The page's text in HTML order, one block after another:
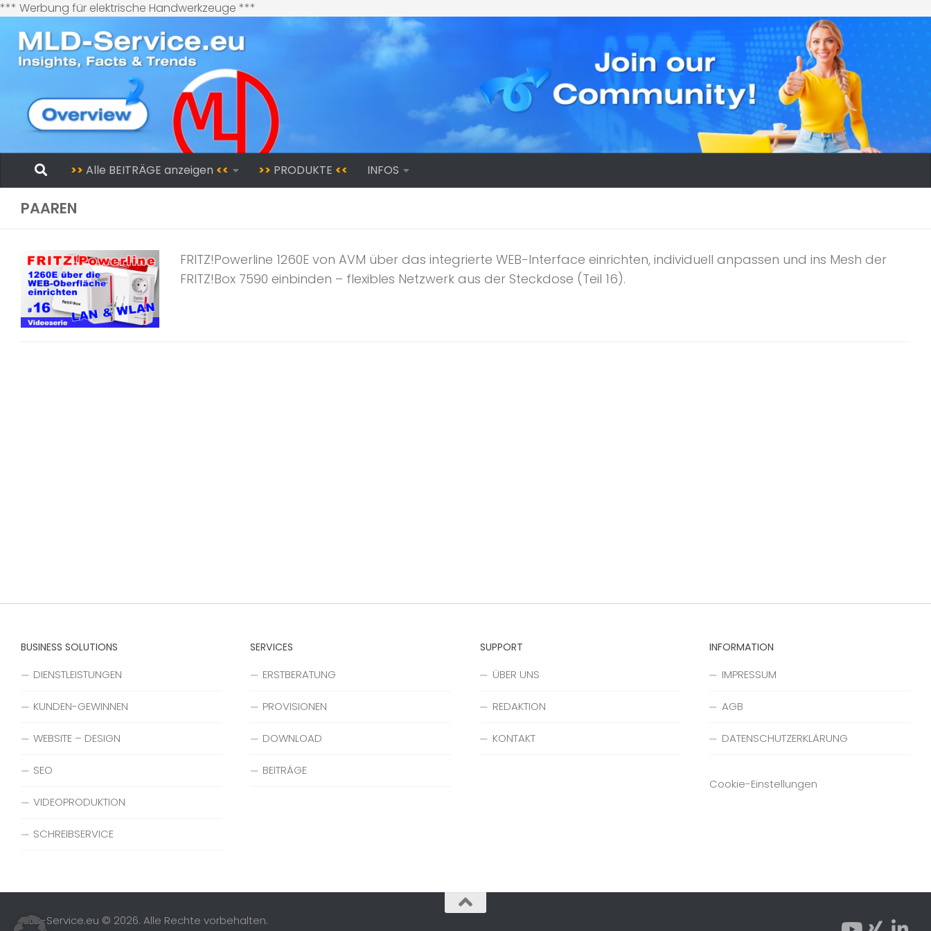
*** Werbung für elektrische Handwerkzeuge ***
Inhalt
springen
Zum Inhalt springen
>> Alle BEITRÄGE anzeigen << >> PRODUKTE << INFOS
PAAREN
FRITZ!Powerline 1260E von AVM über das integrierte WEB-Interface einrichten, individuell anpassen und ins Mesh der
FRITZ!Box 7590 einbinden – flexibles Netzwerk aus der Steckdose (Teil 16).
BUSINESS SOLUTIONS
DIENSTLEISTUNGEN
KUNDEN-GEWINNEN
WEBSITE – DESIGN
SEO
VIDEOPRODUKTION
SCHREIBSERVICE
SERVICES
ERSTBERATUNG
PROVISIONEN
DOWNLOAD
BEITRÄGE
SUPPORT
ÜBER UNS
REDAKTION
KONTAKT
INFORMATION
IMPRESSUM
AGB
DATENSCHUTZERKLÄRUNG
Cookie-Einstellungen
MLD-Service.eu © 2026. Alle Rechte vorbehalten.